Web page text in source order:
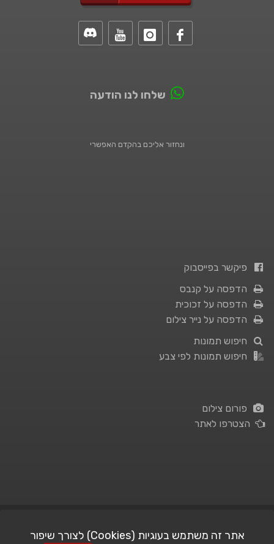
שלחו לנו הודעה
ונחזור אליכם בהקדם האפשרי
פיקשר בפייסבוק
הדפסה על קנבס
הדפסה על זכוכית
הדפסה על נייר צילום
חיפוש תמונות
חיפוש תמונות לפי צבע
פורום צילום
הצטרפו לאתר
אתר זה משתמש בעוגיות (Cookies) לצורך שיפור